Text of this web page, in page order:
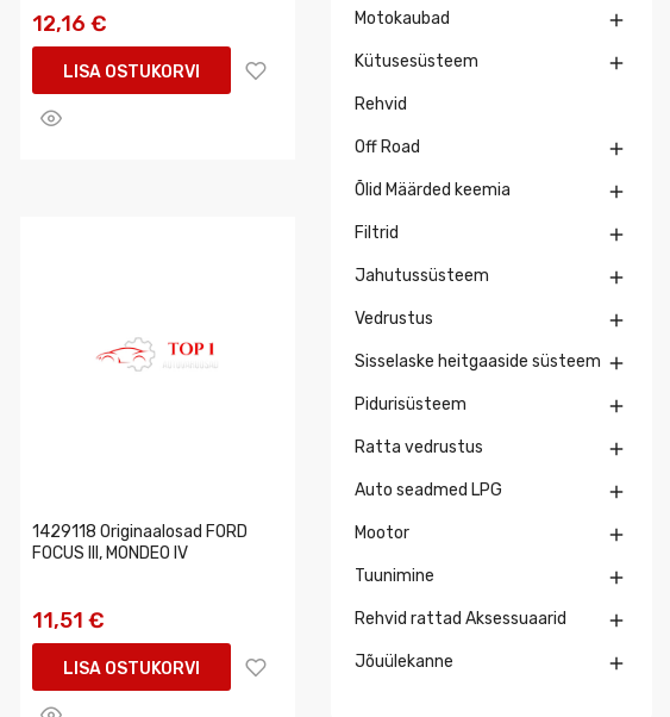
12,16 €
LISA OSTUKORVI
1429118 Originaalosad FORD
FOCUS III, MONDEO IV
11,51 €
LISA OSTUKORVI
Motokaubad 
Kütusesüsteem 
Rehvid
Off Road 
Õlid Määrded keemia 
Filtrid 
Jahutussüsteem 
Vedrustus 
Sisselaske heitgaaside süsteem 
Pidurisüsteem 
Ratta vedrustus 
Auto seadmed LPG 
Mootor 
Tuunimine 
Rehvid rattad Aksessuaarid 
Jõuülekanne 